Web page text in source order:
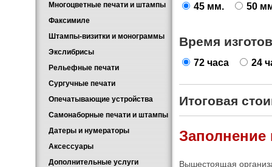
45 мм. 50
Время
72 часа 24
Итоговая
Вышестоящая
Многоцветные печати и штампы
Факсимиле
Штампы-визитки и монограммы
Экслибрисы
Рельефные печати
Сургучные печати
Опечатывающие устройства
Самонаборные печати и штампы
Датеры и нумераторы
Аксессуары
Дополнительные услуги